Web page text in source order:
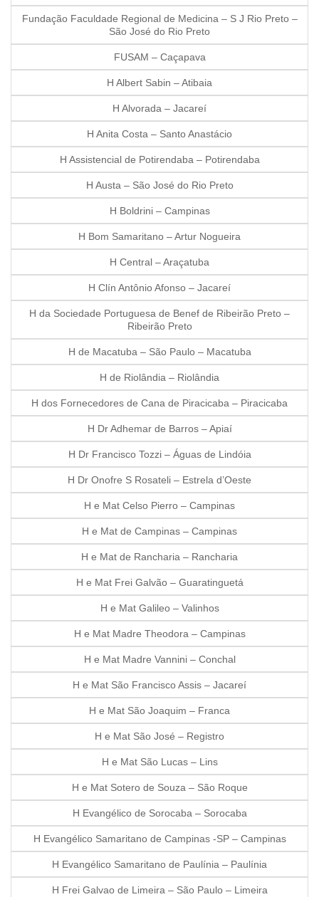
Fundação Faculdade Regional de Medicina – S J Rio Preto –
São José do Rio Preto
FUSAM – Caçapava
H Albert Sabin – Atibaia
H Alvorada – Jacareí
H Anita Costa – Santo Anastácio
H Assistencial de Potirendaba – Potirendaba
H Austa – São José do Rio Preto
H Boldrini – Campinas
H Bom Samaritano – Artur Nogueira
H Central – Araçatuba
H Clín Antônio Afonso – Jacareí
H da Sociedade Portuguesa de Benef de Ribeirão Preto –
Ribeirão Preto
H de Macatuba – São Paulo – Macatuba
H de Riolândia – Riolândia
H dos Fornecedores de Cana de Piracicaba – Piracicaba
H Dr Adhemar de Barros – Apiaí
H Dr Francisco Tozzi – Águas de Lindóia
H Dr Onofre S Rosateli – Estrela d’Oeste
H e Mat Celso Pierro – Campinas
H e Mat de Campinas – Campinas
H e Mat de Rancharia – Rancharia
H e Mat Frei Galvão – Guaratinguetá
H e Mat Galileo – Valinhos
H e Mat Madre Theodora – Campinas
H e Mat Madre Vannini – Conchal
H e Mat São Francisco Assis – Jacareí
H e Mat São Joaquim – Franca
H e Mat São José – Registro
H e Mat São Lucas – Lins
H e Mat Sotero de Souza – São Roque
H Evangélico de Sorocaba – Sorocaba
H Evangélico Samaritano de Campinas -SP – Campinas
H Evangélico Samaritano de Paulínia – Paulínia
H Frei Galvao de Limeira – São Paulo – Limeira